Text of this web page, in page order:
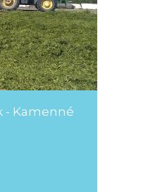
- Kamenné